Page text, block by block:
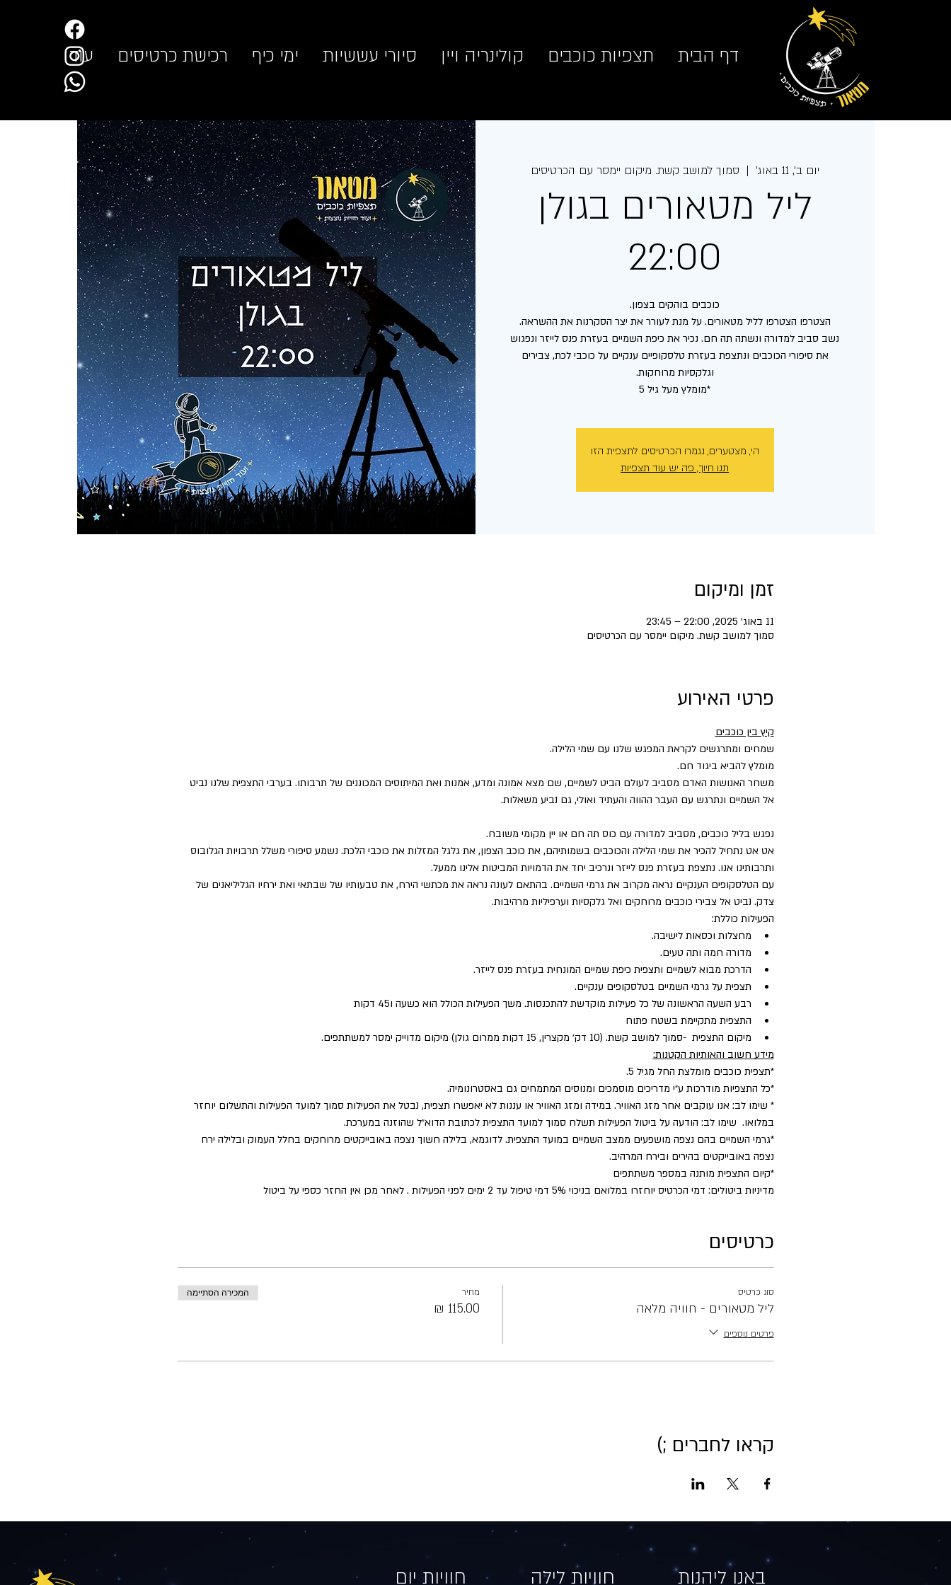
דף הבית תצפיות כוכבים קולינריה ויין סיורי עששיות ימי כיף רכישת כרטיסים עוד
יום ב׳, 11 באוג׳
  |
סמוך למושב קשת. מיקום יימסר עם הכרטיסים
ליל מטאורים בגולן
22:00
כוכבים בוהקים בצפון.
נשב סביב למדורה ונשתה תה חם. נכיר את כיפת השמיים בעזרת פנס לייזר ונפגוש
את סיפורי הכוכבים ונתצפת בעזרת טלסקופיים ענקיים על כוכבי לכת, צבירים
*מומלץ מעל גיל 5
הי, מצטערים, נגמרו הכרטיסים לתצפית הזו
תנו חיוך, פה יש עוד תצפיות
זמן ומיקום
11 באוג׳ 2025, 22:00 – 23:45
סמוך למושב קשת. מיקום יימסר עם הכרטיסים
פרטי האירוע
קיץ בין כוכבים
שמחים ומתרגשים לקראת המפגש שלנו עם שמי הלילה.
מומלץ להביא ביגוד חם.
משחר האנושות האדם מסביב לעולם הביט לשמיים, שם מצא אמונה ומדע, אמנות ואת המיתוסים המכוננים של תרבותו. בערבי התצפית שלנו נביט
אל השמיים ונתרגש עם העבר ההווה והעתיד ואולי, גם נביע משאלות.
נפגש בליל כוכבים, מסביב למדורה עם כוס תה חם או יין מקומי משובח.
אט אט נתחיל להכיר את שמי הלילה והכוכבים בשמותיהם, את כוכב הצפון, את גלגל המזלות את כוכבי הלכת. נשמע סיפורי משלל תרבויות הגלובוס
ותרבותינו אנו. נתצפת בעזרת פנס לייזר ונרכיב יחד את הדמויות המביטות אלינו ממעל.
עם הטלסקופים הענקיים נראה מקרוב את גרמי השמיים. בהתאם לעונה נראה את מכתשי הירח, את טבעותיו של שבתאי ואת ירחיו הגליליאנים של
צדק. נביט אל צבירי כוכבים מרוחקים ואל גלקסיות וערפיליות מרהיבות.
הפעילות כוללת:
מחצלות וכסאות לישיבה.
מדורה חמה ותה טעים.
הדרכת מבוא לשמיים ותצפית כיפת שמיים המונחית בעזרת פנס לייזר.
תצפית על גרמי השמיים בטלסקופים ענקיים.
רבע השעה הראשונה של כל פעילות מוקדשת להתכנסות. משך הפעילות הכולל הוא כשעה ו45 דקות
התצפית מתקיימת בשטח פתוח
מיקום התצפית  -סמוך למושב קשת. (10 דק׳ מקצרין, 15 דקות ממרום גולן) מיקום מדוייק ימסר למשתתפים.
מידע חשוב והאותיות הקטנות:
*תצפית כוכבים מומלצת החל מגיל 5.
*כל התצפיות מודרכות ע״י מדריכים מוסמכים ומנוסים המתמחים גם באסטרונומיה.
* שימו לב: אנו עוקבים אחר מזג האוויר. במידה ומזג האוויר או עננות לא יאפשרו תצפית, נבטל את הפעילות סמוך למועד הפעילות והתשלום יוחזר
במלואו.  שימו לב: הודעה על ביטול הפעילות תשלח סמוך למועד התצפית לכתובת הדוא״ל שהוזנה במערכת.
*גרמי השמיים בהם נצפה מושפעים ממצב השמיים במועד התצפית. לדוגמא, בלילה חשוך נצפה באובייקטים מרוחקים בחלל העמוק ובלילה ירח
נצפה באובייקטים בהירים ובירח המרהיב.
​*קיום התצפית מותנה במספר משתתפים
מדיניות ביטולים: דמי הכרטיס יוחזרו במלואם בניכוי 5% דמי טיפול עד 2 ימים לפני הפעילות . לאחר מכן אין החזר כספי על ביטול
כרטיסים
סוג כרטיס
ליל מטאורים - חוויה מלאה
פרטים נוספים
מחיר המכירה הסתיימה
קראו לחברים ;)
חוויות יום​ חוויות לילה​​ באנו ליהנות​​